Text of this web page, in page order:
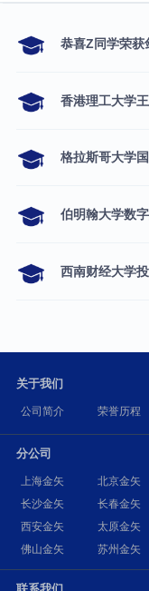
恭喜Z同学荣获
香港理工大学
格拉斯哥大学
伯明翰大学数
西南财经大学
关于我们
公司简介 荣誉历程
分公司
上海金矢 北京金矢
长沙金矢
长春金矢
西安金矢
太原金矢
佛山金矢
苏州金矢